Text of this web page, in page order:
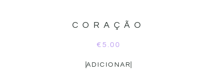
CORAÇÃO
€ 5.00
ADICIONAR